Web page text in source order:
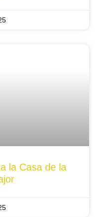
la Casa de la